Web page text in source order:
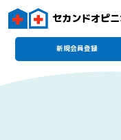
セカンドオピ
新規会員登録